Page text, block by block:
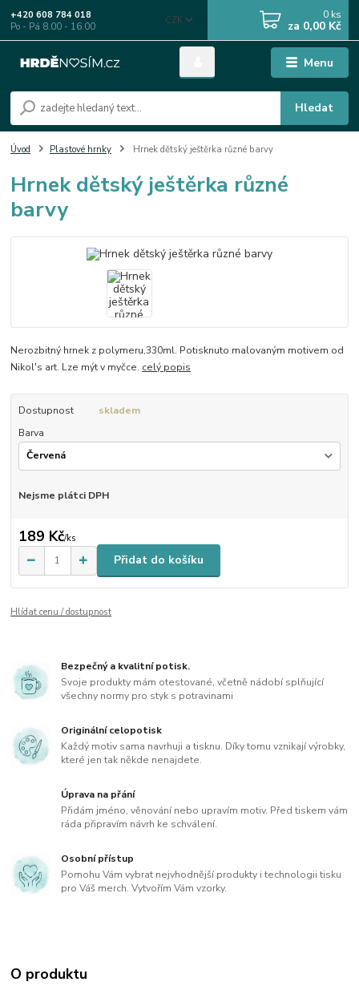
Menu
CZK
Hledat
+420 608 784 018
Po - Pá 8.00 - 16.00
0 ks
za 0,00 Kč
Úvod Plastové hrnky Hrnek dětský ještěrka různé barvy
Hrnek dětský ještěrka různé
barvy
Nerozbitný hrnek z polymeru,330ml. Potisknuto malovaným motivem od
Nikol's art. Lze mýt v myčce. celý popis
Dostupnost
skladem
Barva
Nejsme plátci DPH
189 Kč/ks
Přidat do košíku
Hlídat cenu / dostupnost
Bezpečný a kvalitní potisk.
Svoje produkty mám otestované, včetně nádobí splňující
všechny normy pro styk s potravinami
Originální celopotisk
Každý motiv sama navrhuji a tisknu. Díky tomu vznikají výrobky,
které jen tak někde nenajdete.
Úprava na přání
Přidám jméno, věnování nebo upravím motiv. Před tiskem vám
ráda připravím návrh ke schválení.
Osobní přístup
Pomohu Vám vybrat nejvhodnější produkty i technologii tisku
pro Váš merch. Vytvořím Vám vzorky.
O produktu